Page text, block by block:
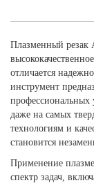
Плазменный
отличается
инструмент
профессиональных
даже на самых
технологиям и
становится
Применение
спектр задач,